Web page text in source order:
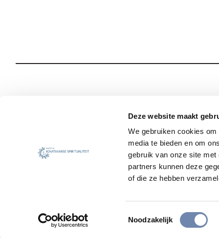
Deze website maakt
We gebruiken cookies
media te bieden en om
gebruik van onze site
partners kunnen deze
of die ze hebben
Toestemmingsselectie
Noodzakelijk
Jezuïet worden
Onze Spiritualiteit
Sociale Veiligheid